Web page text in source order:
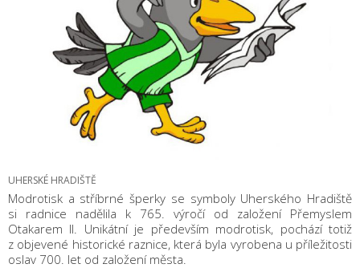
UHERSKÉ HRADIŠTĚ
Modrotisk a stříbrné šperky se symboly Uherského Hradiště
si radnice nadělila k 765. výročí od založení Přemyslem
Otakarem II. Unikátní je především modrotisk, pochází totiž
z objevené historické raznice, která byla vyrobena u příležitosti
oslav 700. let od založení města.